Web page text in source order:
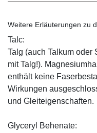
Weitere Erläuterungen zu
Talc:
Talg (auch Talkum oder
mit Talg!).
enthält keine
Wirkungen
und Gleiteigenschaften.
Glyceryl Behenate: